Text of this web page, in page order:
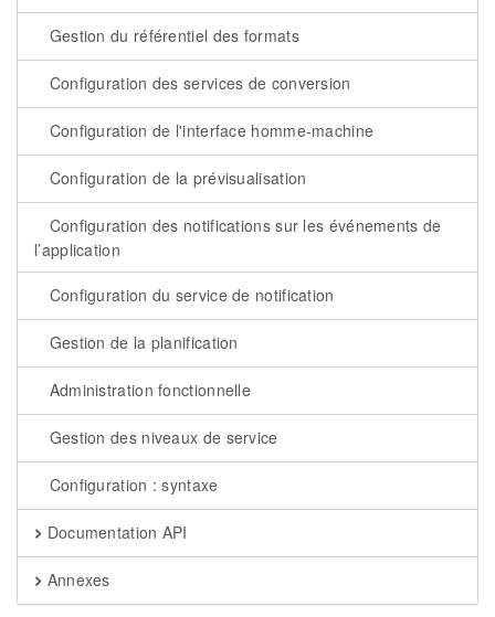
Gestion du référentiel des formats
Configuration des services de conversion
Configuration de l'interface homme-machine
Configuration de la prévisualisation
Configuration des notifications sur les événements de
l’application
Configuration du service de notification
Gestion de la planification
Administration fonctionnelle
Gestion des niveaux de service
Configuration : syntaxe
Documentation API
Annexes